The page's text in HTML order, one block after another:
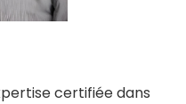
certifiée dans